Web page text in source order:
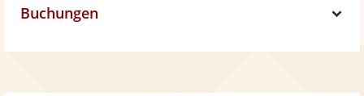
w
o
h
Buchungen